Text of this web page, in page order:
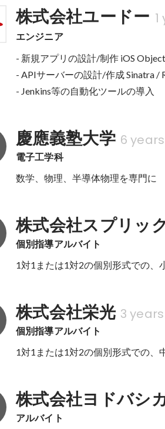
株式会社ユードー
エンジニア
- 新規アプリの設計/制作 iOS
- APIサーバーの設計/作成 Sinatra /
- Jenkins等の自動化ツールの導入
慶應義塾大学 6 years
電子工学科
数学、物理、半導体物理を専門に
株式会社スプリッ
個別指導アルバイト
1対1または1対2の個別形式での、
株式会社栄光 3 years
個別指導アルバイト
1対1または1対2の個別形式での、
株式会社ヨドバシ
アルバイト